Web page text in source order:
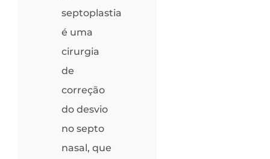
septoplastia
é uma
cirurgia
de
correção
do desvio
no septo
nasal, que